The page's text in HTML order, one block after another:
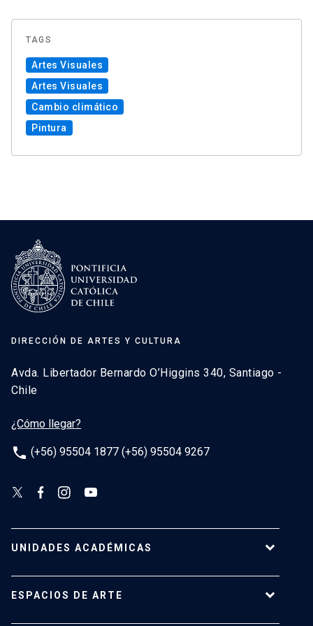
TAGS
Artes Visuales
Artes Visuales
Cambio climático
Pintura
DIRECCIÓN DE ARTES Y CULTURA
Avda. Libertador Bernardo O’Higgins 340, Santiago -
Chile
¿Cómo llegar?
phone (+56) 95504 1877 (+56) 95504 9267
UNIDADES ACADÉMICAS
Escuela de Arte
ESPACIOS DE ARTE